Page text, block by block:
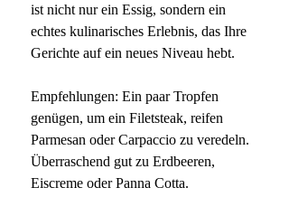
ist nicht nur ein Essig, sondern ein
echtes kulinarisches Erlebnis, das Ihre
Gerichte auf ein neues Niveau hebt.
Empfehlungen: Ein paar Tropfen
genügen, um ein Filetsteak, reifen
Parmesan oder Carpaccio zu veredeln.
Überraschend gut zu Erdbeeren,
Eiscreme oder Panna Cotta.